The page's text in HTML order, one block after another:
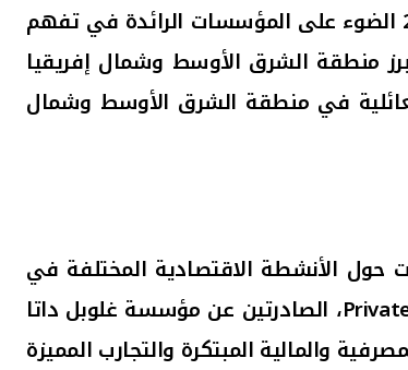
وتسلط جوائز البنك الاكثر ابتكارا في الخدمات المالية الخاصة في منطقة الشرق الأوسط وشمال أفريقيا للعام 2025 الضوء على المؤسسات الرائدة في تفهم
يبرز منطقة الشرق الأوسط وشمال إفريقيا
في منطقة الشرق الأوسط وشمال
وتختص بالتحليلات حول الأنشطة الاقتصادية المختلفة في
، الصادرتين عن مؤسسة غلوبل داتا
والمالية المبتكرة والتجارب المميزة